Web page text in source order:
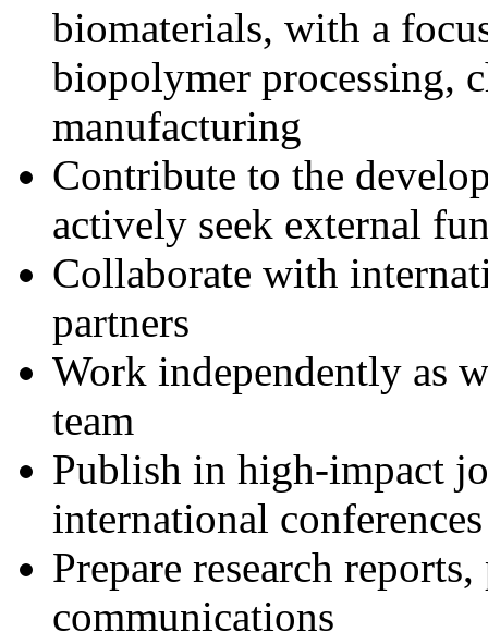
biomaterials, with a
biopolymer processing,
manufacturing
Contribute to the
actively seek external
Collaborate with
partners
Work independently as
team
Publish in high-impact
international conferences
Prepare research
communications